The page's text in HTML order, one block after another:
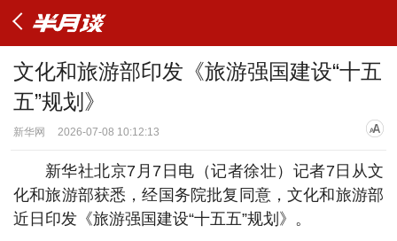
文化和旅游部印发《旅游强国建设“十五
五”规划》
新华网 2026-07-08 10:12:13
新华社北京7月7日电（记者徐壮）记者7日从文
化和旅游部获悉，经国务院批复同意，文化和旅游部
近日印发《旅游强国建设“十五五”规划》。